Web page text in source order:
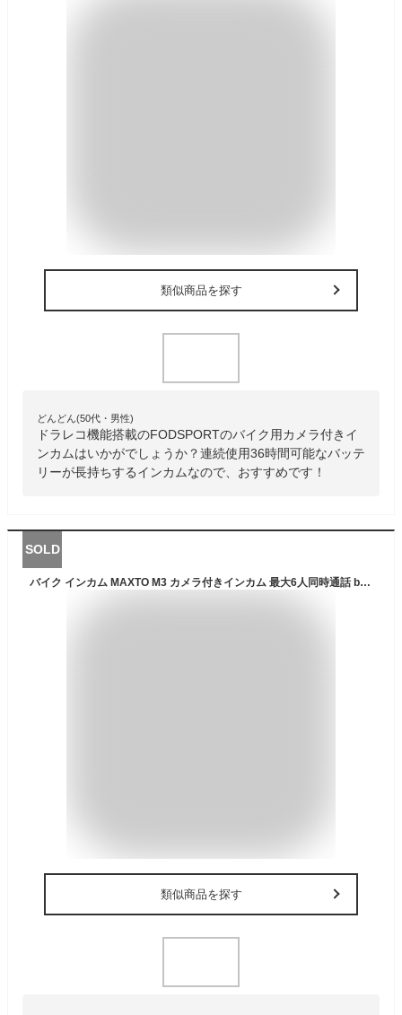
類似商品を探す
どんどん(50代・男性)
ドラレコ機能搭載のFODSPORTのバイク用カメラ付きイ
ンカムはいかがでしょうか？連続使用36時間可能なバッテ
リーが長持ちするインカムなので、おすすめです！
SOLD
バイク インカム MAXTO M3 カメラ付きインカム 最大6人同時通話 bluetooth 無線機バイクいんかむ M3全てのブランドとペアリング可能 バイク用通信機器 FMラジオ付き防水 インターコム マルチデバイス接続 ドライブレコーダー兼用 WiFi対応 ループ録画 最大128GBカード
類似商品を探す